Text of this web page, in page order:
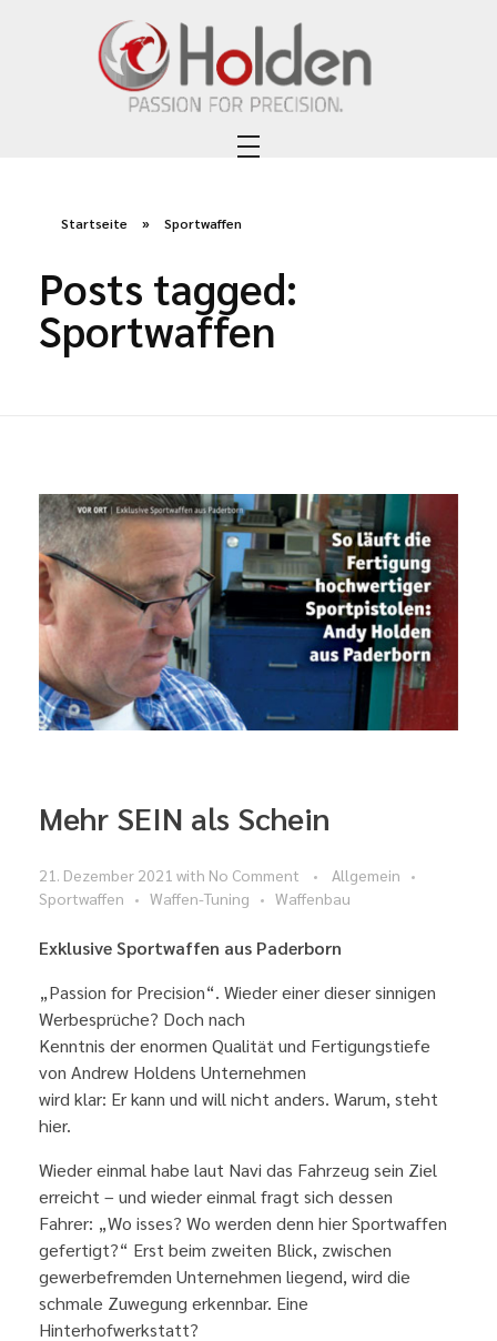
Startseite » Sportwaffen
Posts tagged:
Sportwaffen
Mehr SEIN als Schein
21. Dezember 2021 with No Comment
Allgemein
Sportwaffen
Waffen-Tuning Waffenbau
Exklusive Sportwaffen aus Paderborn
„Passion for Precision“. Wieder einer dieser sinnigen
Werbesprüche? Doch nach
Kenntnis der enormen Qualität und Fertigungstiefe
von Andrew Holdens Unternehmen
wird klar: Er kann und will nicht anders. Warum, steht
hier.
Wieder einmal habe laut Navi das Fahrzeug sein Ziel
erreicht – und wieder einmal fragt sich dessen
Fahrer: „Wo isses? Wo werden denn hier Sportwaffen
gefertigt?“ Erst beim zweiten Blick, zwischen
gewerbefremden Unternehmen liegend, wird die
schmale Zuwegung erkennbar. Eine
Hinterhofwerkstatt?